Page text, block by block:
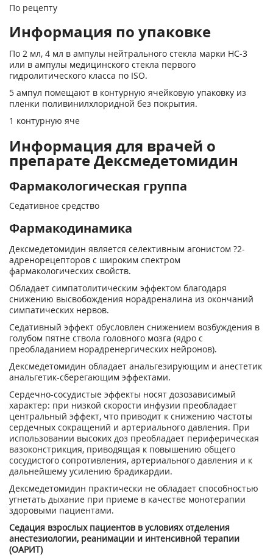
По рецепту
Информация по упаковке
По 2 мл, 4 мл в ампулы нейтрального стекла марки НС-3
или в ампулы медицинского стекла первого
гидролитического класса по ISO.
5 ампул помещают в контурную ячейковую упаковку из
пленки поливинилхлоридной без покрытия.
1 контурную яче
Информация для врачей о
препарате Дексмедетомидин
Фармакологическая группа
Седативное средство
Фармакодинамика
Дексмедетомидин является селективным агонистом ?2-
адренорецепторов с широким спектром
фармакологических свойств.
Обладает симпатолитическим эффектом благодаря
снижению высвобождения норадреналина из окончаний
симпатических нервов.
Седативный эффект обусловлен снижением возбуждения в
голубом пятне ствола головного мозга (ядро с
преобладанием норадренергических нейронов).
Дексмедетомидин обладает анальгезирующим и анестетик
анальгетик-сберегающим эффектами.
Сердечно-сосудистые эффекты носят дозозависимый
характер: при низкой скорости инфузии преобладает
центральный эффект, что приводит к снижению частоты
сердечных сокращений и артериального давления. При
использовании высоких доз преобладает периферическая
вазоконстрикция, приводящая к повышению общего
сосудистого сопротивления, артериального давления и к
дальнейшему усилению брадикардии.
Дексмедетомидин практически не обладает способностью
угнетать дыхание при приеме в качестве монотерапии
здоровыми пациентами.
Седация взрослых пациентов в условиях отделения
анестезиологии, реанимации и интенсивной терапии
(ОАРИТ)